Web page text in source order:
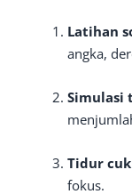
Latihan
angka,
Simulasi
Tidur
fokus.